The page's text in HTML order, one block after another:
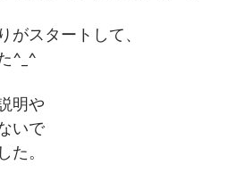
がスタートして、
^_^
明や
いで
た。